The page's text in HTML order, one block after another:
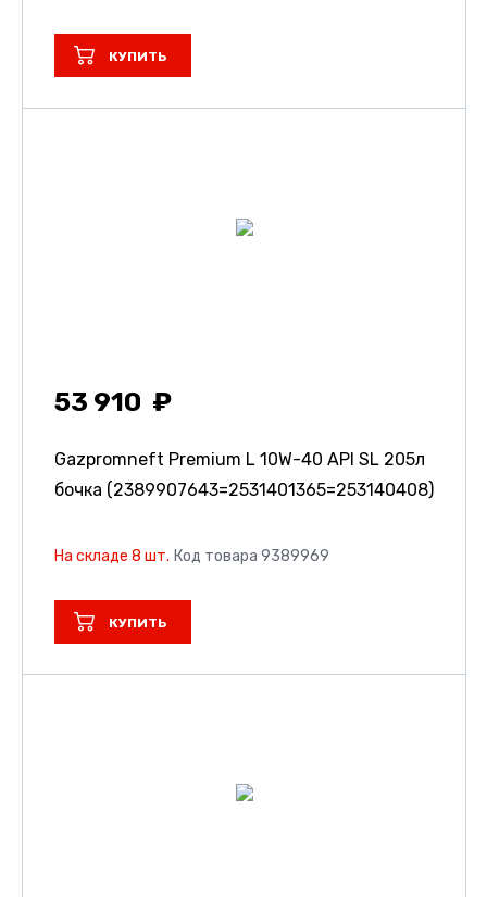
КУПИТЬ
53 910
Gazpromneft Premium L 10W-40 API SL 205л
бочка (2389907643=2531401365=253140408)
На складе 8 шт. Код товара 9389969
КУПИТЬ